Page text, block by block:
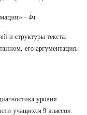
- 4ч
и структуры текста.
его аргументация.
уровня
учащихся 9 классов.